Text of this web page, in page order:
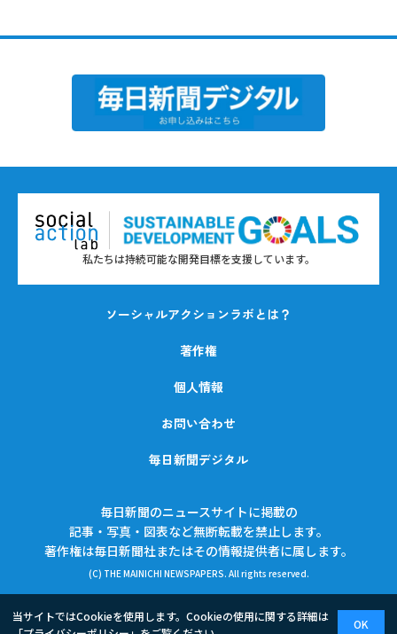
当サイトではCookieを使用します。Cookieの使用に関する詳細は
OK
私たちは持続可能な開発目標を支援しています。
ソーシャルアクションラボとは？
著作権
個人情報
お問い合わせ
毎日新聞デジタル
毎日新聞のニュースサイトに掲載の
記事・写真・図表など無断転載を禁止します。
著作権は毎日新聞社またはその情報提供者に属します。
(C) THE MAINICHI NEWSPAPERS. All rights reserved.